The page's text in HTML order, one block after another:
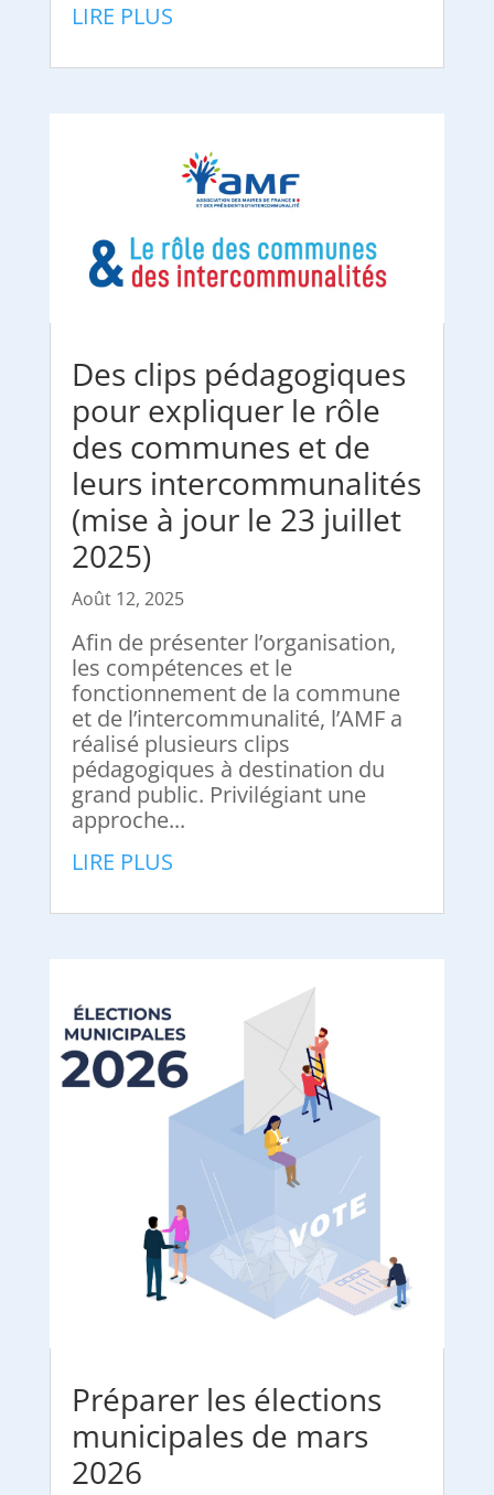
LIRE PLUS
Des clips pédagogiques
pour expliquer le rôle
des communes et de
leurs intercommunalités
(mise à jour le 23 juillet
2025)
Août 12, 2025
Afin de présenter l’organisation,
les compétences et le
fonctionnement de la commune
et de l’intercommunalité, l’AMF a
réalisé plusieurs clips
pédagogiques à destination du
grand public. Privilégiant une
approche...
LIRE PLUS
Préparer les élections
municipales de mars
2026